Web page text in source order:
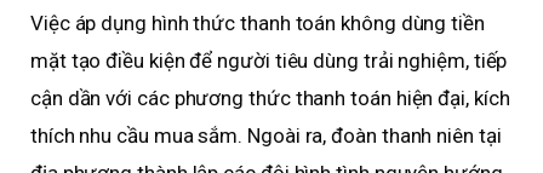
Việc áp dụng hình thức thanh toán không dùng tiền
mặt tạo điều kiện để người tiêu dùng trải nghiệm, tiếp
cận dần với các phương thức thanh toán hiện đại, kích
thích nhu cầu mua sắm. Ngoài ra, đoàn thanh niên tại